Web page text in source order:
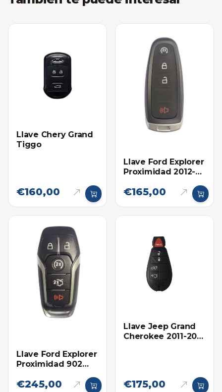
Llave Chery Grand
Tiggo
€160,00
Llave Ford Explorer
Proximidad 2012-
original
€165,00
Llave Ford Explorer
Proximidad 902
Original 2016-2019
€245,00
Llave Jeep Grand
Cherokee 2011-2013
€175,00